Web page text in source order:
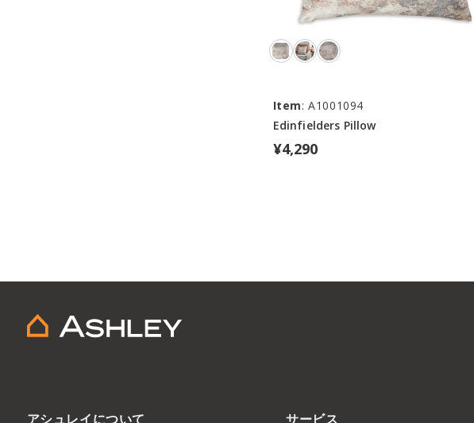
Item: A1001094
Edinfielders Pillow
¥4,290
アシュレイについて サービス